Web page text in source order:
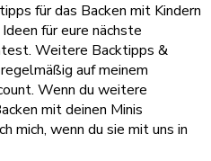
für das Backen mit Kindern
für eure nächste
Weitere Backtipps &
auf meinem
Wenn du weitere
mit deinen Minis
mich, wenn du sie mit uns in